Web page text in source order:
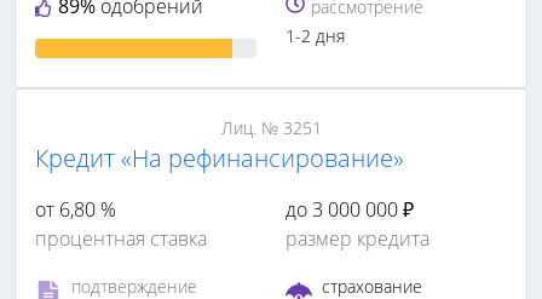
89% одобрений
рассмотрение
1-2 дня
Лиц. № 3251
Кредит «На рефинансирование»
от 6,80 %
процентная ставка
до 3 000 000 ₽
размер кредита
подтверждение
страхование